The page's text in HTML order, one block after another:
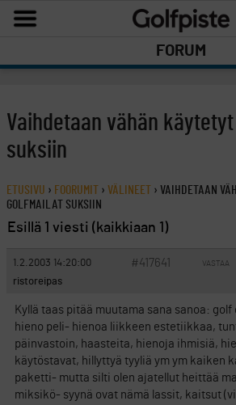
FORUM
Vaihdetaan vähän
suksiin
ETUSIVU › FOORUMIT › VÄLINEET › VAIHDETAAN
GOLFMAILAT SUKSIIN
Esillä 1 viesti (kaikkiaan 1)
1.2.2003 14:20:00 #417641 VASTAA
ristoreipas
Kyllä taas pitää muutama sana sanoa:
hieno peli- hienoa liikkeen estetiikkaa,
päinvastoin, haasteita, hienoja ihmisiä,
käytöstavat, hillyttyä tyyliä ym ym kaiken
paketti- mutta silti olen ajatellut heittää
miksikö- syynä ovat nämä lassit, kaitsut